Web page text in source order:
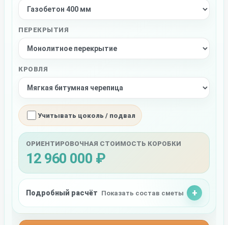
ПЕРЕКРЫТИЯ
КРОВЛЯ
Учитывать цоколь / подвал
ОРИЕНТИРОВОЧНАЯ СТОИМОСТЬ КОРОБКИ
12 960 000 ₽
Подробный расчёт Показать состав сметы